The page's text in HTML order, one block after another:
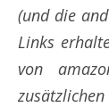
(und die
Links
von
zusätzlichen